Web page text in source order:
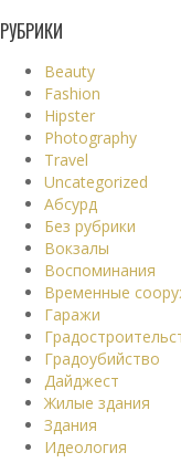
РУБРИКИ
Beauty
Fashion
Hipster
Photography
Travel
Uncategorized
Абсурд
Без рубрики
Вокзалы
Воспоминания
Временные
Гаражи
Градоубийство
Дайджест
Жилые здания
Здания
Идеология